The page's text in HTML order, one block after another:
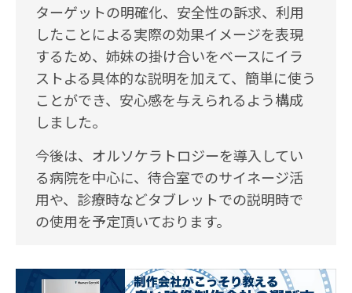
ターゲットの明確化、安全性の訴求、利用
したことによる実際の効果イメージを表現
するため、姉妹の掛け合いをベースにイラ
ストよる具体的な説明を加えて、簡単に使う
ことができ、安心感を与えられるよう構成
しました。
今後は、オルソケラトロジーを導入してい
る病院を中心に、待合室でのサイネージ活
用や、診療時などタブレットでの説明時で
の使用を予定頂いております。